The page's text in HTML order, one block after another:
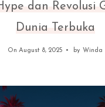
dan Revolusi
Dunia Terbuka
On August 8, 2025 by Winda